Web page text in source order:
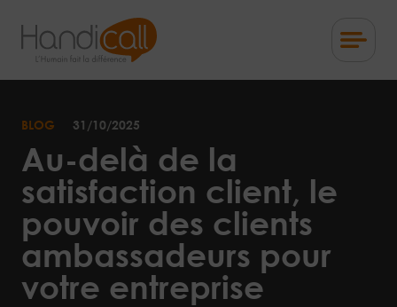
content
différence
BLOG 31/10/2025
Au-delà de la
satisfaction client, le
pouvoir des clients
ambassadeurs pour
votre entreprise